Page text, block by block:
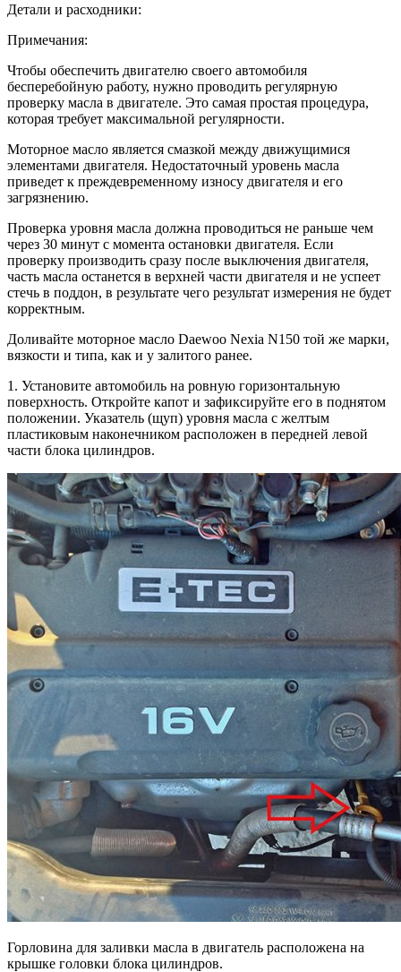
Детали и расходники:
Примечания:
Чтобы обеспечить двигателю своего автомобиля
бесперебойную работу, нужно проводить регулярную
проверку масла в двигателе. Это самая простая процедура,
которая требует максимальной регулярности.
Моторное масло является смазкой между движущимися
элементами двигателя. Недостаточный уровень масла
приведет к преждевременному износу двигателя и его
загрязнению.
Проверка уровня масла должна проводиться не раньше чем
через 30 минут с момента остановки двигателя. Если
проверку производить сразу после выключения двигателя,
часть масла останется в верхней части двигателя и не успеет
стечь в поддон, в результате чего результат измерения не будет
корректным.
Доливайте моторное масло Daewoo Nexia N150 той же марки,
вязкости и типа, как и у залитого ранее.
1. Установите автомобиль на ровную горизонтальную
поверхность. Откройте капот и зафиксируйте его в поднятом
положении. Указатель (щуп) уровня масла с желтым
пластиковым наконечником расположен в передней левой
части блока цилиндров.
Горловина для заливки масла в двигатель расположена на
крышке головки блока цилиндров.